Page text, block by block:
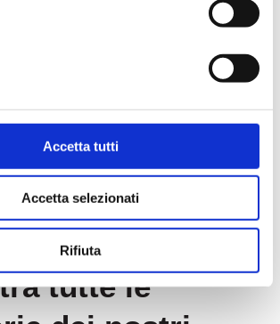
Accetta tutti
Accetta selezionati
Rifiuta
tutte le